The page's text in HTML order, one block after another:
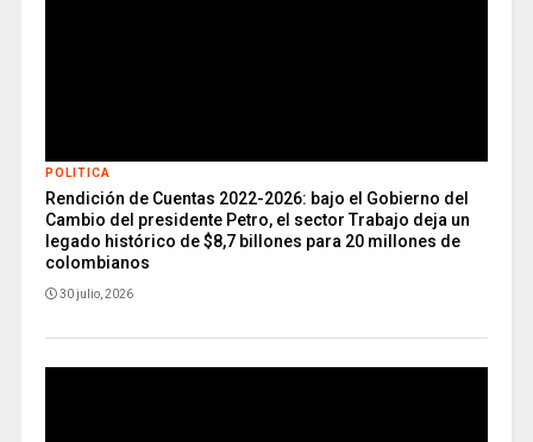
POLITICA
Rendición de Cuentas 2022-2026: bajo el Gobierno del
Cambio del presidente Petro, el sector Trabajo deja un
legado histórico de $8,7 billones para 20 millones de
colombianos
30 julio, 2026